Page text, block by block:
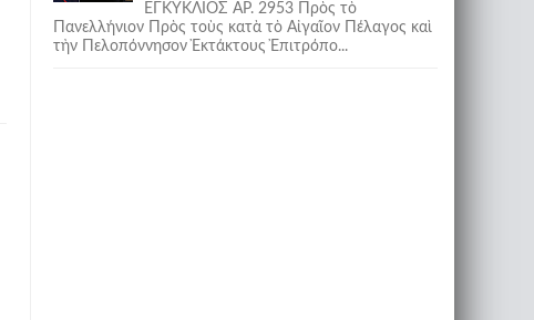
ΕΓΚΥΚΛΙΟΣ ΑΡ. 2953 Πρὸς τὸ
Πανελλήνιον Πρὸς τοὺς κατὰ τὸ Αἰγαῖον Πέλαγος καὶ
τὴν Πελοπόννησον Ἐκτάκτους Ἐπιτρόπο...